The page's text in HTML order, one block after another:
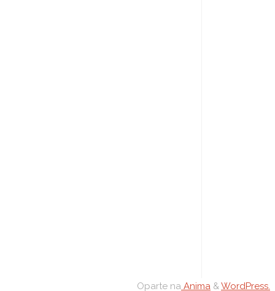
Oparte na Anima & WordPress.